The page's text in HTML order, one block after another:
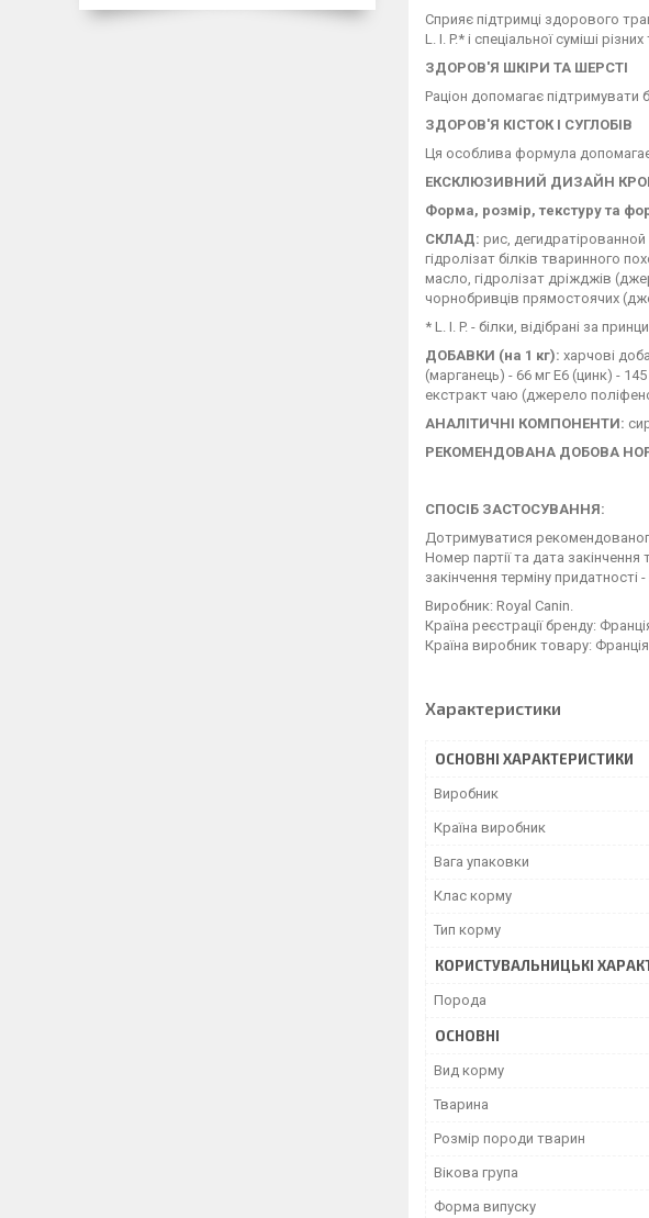
Сприяє підтримці здорового
L. I. P.* і спеціальної суміші
ЗДОРОВ'Я ШКІРИ ТА ШЕРСТІ
Раціон допомагає
ЗДОРОВ'Я КІСТОК І СУГЛОБІВ
Ця особлива формула допомагає
ЕКСКЛЮЗИВНИЙ ДИЗАЙН
Форма, розмір, текстуру та
СКЛАД: рис, дегидратірованной
гідролізат білків тваринного
масло, гідролізат дріжджів
чорнобривців прямостоячих
* L. I. P. - білки, відібрані за
ДОБАВКИ (на 1 кг): харчові
(марганець) - 66 мг E6 (цинк) -
екстракт чаю (джерело
АНАЛІТИЧНІ КОМПОНЕНТИ:
РЕКОМЕНДОВАНА ДОБОВА
СПОСІБ ЗАСТОСУВАННЯ:
Дотримуватися
Номер партії та дата
закінчення терміну
Виробник: Royal Canin.
Країна реєстрації бренду:
Країна виробник товару:
Характеристики
ОСНОВНІ ХАРАКТЕРИСТИКИ
Виробник
Країна виробник
Вага упаковки
Клас корму
Тип корму
КОРИСТУВАЛЬНИЦЬКІ
Порода
ОСНОВНІ
Вид корму
Тварина
Розмір породи тварин
Вікова група
Форма випуску